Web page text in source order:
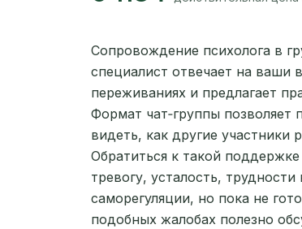
Сопровождение психолога в
специалист отвечает на ваши
переживаниях и предлагает
Формат чат‑группы позволяет
видеть, как другие
Обратиться к такой
тревогу, усталость,
саморегуляции, но пока не
подобных жалобах полезно